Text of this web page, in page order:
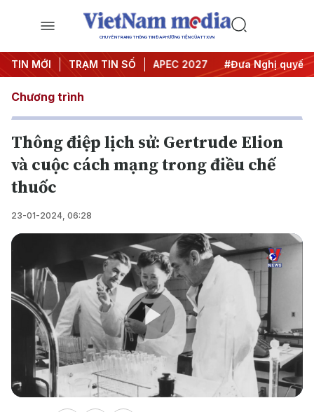
CHUYÊN TRANG THÔNG TIN ĐA PHƯƠNG TIỆN CỦA TTXVN
TIN MỚI TRẠM TIN SỐ
nghị Trung ương 3 #APEC 2027 #Đưa Nghị quyết
Chương trình
Thông điệp lịch sử: Gertrude Elion
và cuộc cách mạng trong điều chế
thuốc
23-01-2024, 06:28
Play
Video